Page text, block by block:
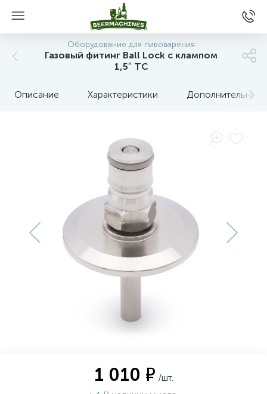
Оборудование для пивоварения
Газовый фитинг Ball Lock с клампом
1,5″ TC
Описание Характеристики Дополнительные
1 010 ₽ /шт.